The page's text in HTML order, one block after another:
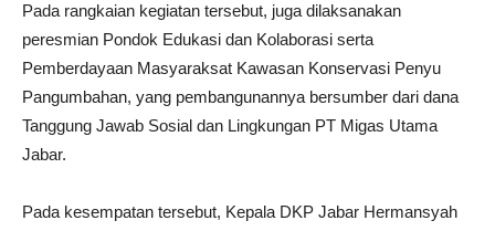
Pada rangkaian kegiatan tersebut, juga dilaksanakan
peresmian Pondok Edukasi dan Kolaborasi serta
Pemberdayaan Masyaraksat Kawasan Konservasi Penyu
Pangumbahan, yang pembangunannya bersumber dari dana
Tanggung Jawab Sosial dan Lingkungan PT Migas Utama
Jabar.
Pada kesempatan tersebut, Kepala DKP Jabar Hermansyah